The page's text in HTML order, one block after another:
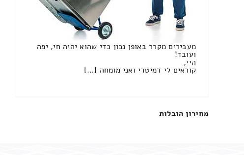
מעבירים מקרר באופן נכון כדי שהוא יהיה חי, יפה
ועובד!
היי,
קוראים לי דמיטרי ואני מומחה […]
מחירון הובלות